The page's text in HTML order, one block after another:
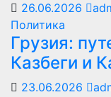
26.06.2026
Политика
Грузия:
Казбеги и
23.06.2026